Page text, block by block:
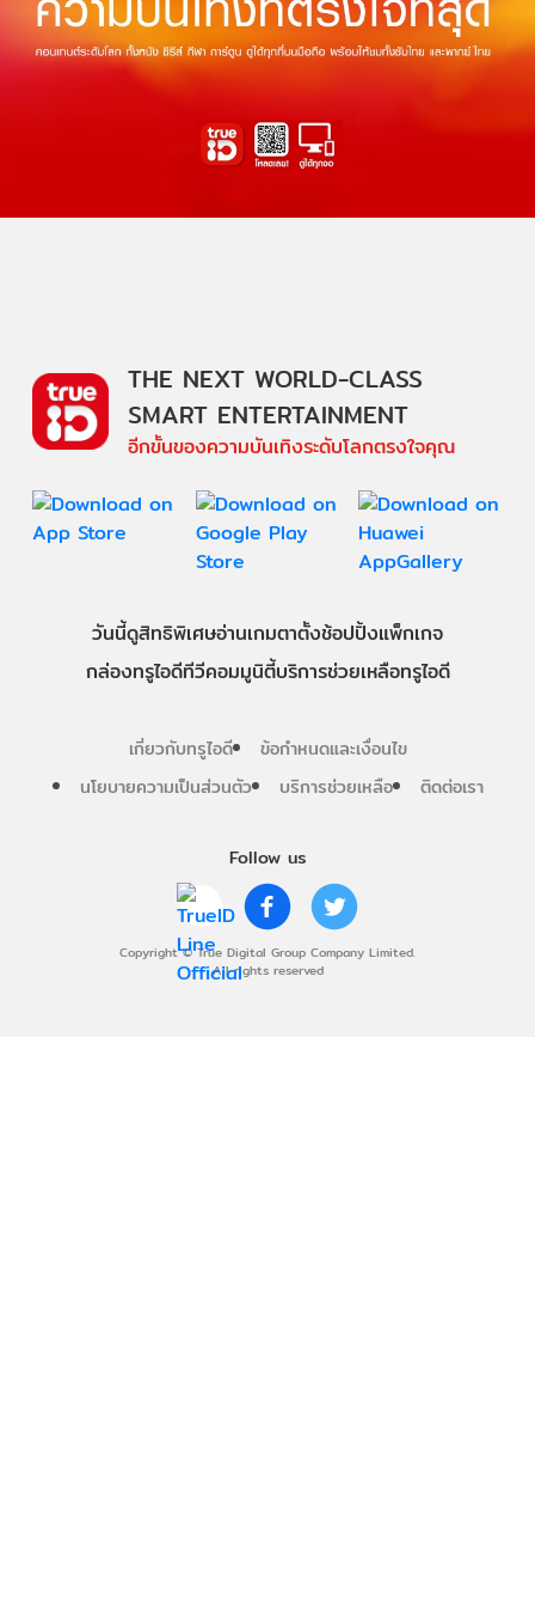
Follow us
Copyright © True Digital Group Company Limited.
All rights reserved
THE NEXT WORLD-CLASS
SMART ENTERTAINMENT
อีกขั้นของความบันเทิงระดับโลกตรงใจคุณ
วันนี้ดูสิทธิพิเศษอ่านเกมตาตั้งช้อปปิ้งแพ็กเกจ
กล่องทรูไอดีทีวีคอมมูนิตี้บริการช่วยเหลือทรูไอดี
เกี่ยวกับทรูไอดี
ข้อกำหนดและเงื่อนไข
นโยบายความเป็นส่วนตัว
บริการช่วยเหลือ ติดต่อเรา